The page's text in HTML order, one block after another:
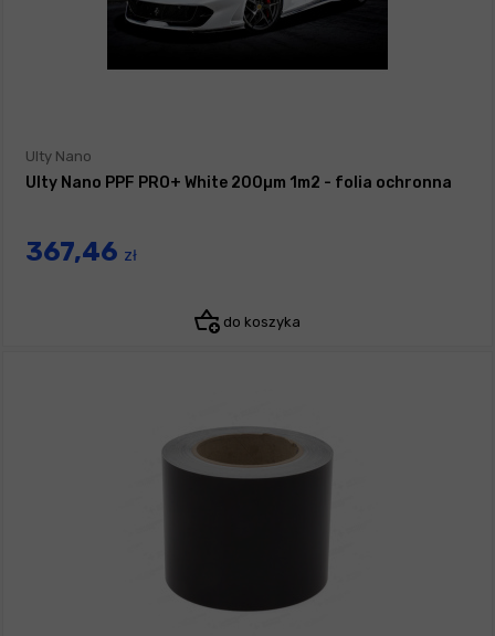
Ulty Nano
Ulty Nano PPF PRO+ White 200µm 1m2 - folia ochronna
367,46 zł
do koszyka